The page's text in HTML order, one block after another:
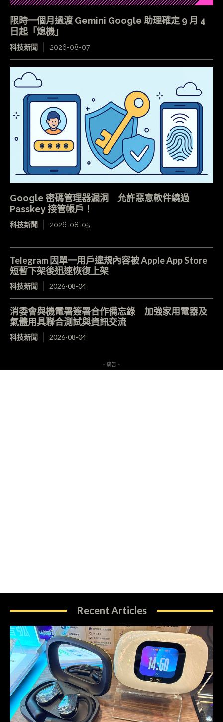
限時一個月過渡 Gemini Google 助理確定 9 月 4
日起「熄機」
科技新聞 2026-08-07
Google 密碼管理器漏洞 允許惡意軟件繞過
Passkey 接管帳戶！
科技新聞 2026-08-05
Telegram 因單一用戶違規內容被 Apple App Store
短暫下架後迅速恢復上架
科技新聞 2026-08-04
消委會與機電署簽署合作備忘錄 加強家用電器及
氣體用具聯合測試與資訊交流
科技新聞 2026-08-04
- 廣告 -
Recent Articles